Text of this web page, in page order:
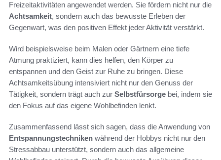
Freizeitaktivitäten angewendet werden. Sie fördern nicht nur die
Achtsamkeit, sondern auch das bewusste Erleben der
Gegenwart, was den positiven Effekt jeder Aktivität verstärkt.
Wird beispielsweise beim Malen oder Gärtnern eine tiefe
Atmung praktiziert, kann dies helfen, den Körper zu
entspannen und den Geist zur Ruhe zu bringen. Diese
Achtsamkeitsübung intensiviert nicht nur den Genuss der
Tätigkeit, sondern trägt auch zur Selbstfürsorge bei, indem sie
den Fokus auf das eigene Wohlbefinden lenkt.
Zusammenfassend lässt sich sagen, dass die Anwendung von
Entspannungstechniken während der Hobbys nicht nur den
Stressabbau unterstützt, sondern auch das allgemeine